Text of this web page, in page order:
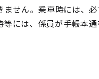
せん。乗車時には、必
等には、係員が手帳本通